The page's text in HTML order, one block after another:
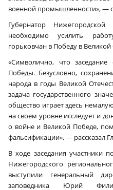
военной промышленности», —
Губернатор
необходимо усилить
горьковчан в Победу в
«Символично, что
Победы. Безусловно,
народа в годы Великой
задача государственного
общество играет здесь
на своем уровне исследует и
о войне и Великой Победе,
фальсификации», — рассказал
В ходе заседания участники
Нижегородского
выступили генеральный
заповедника Юрий